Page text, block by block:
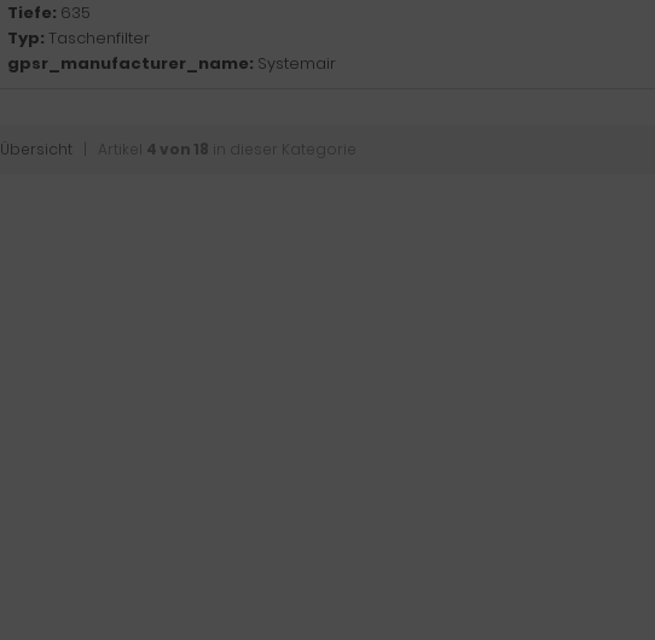
Tiefe: 635
Typ: Taschenfilter
gpsr_manufacturer_name: Systemair
Übersicht | Artikel 4 von 18 in dieser Kategorie